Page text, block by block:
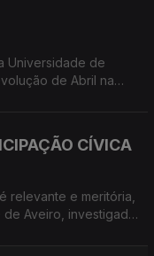
Universidade de
de Abril na
CÍVICA
relevante e meritória,
Aveiro, investigador